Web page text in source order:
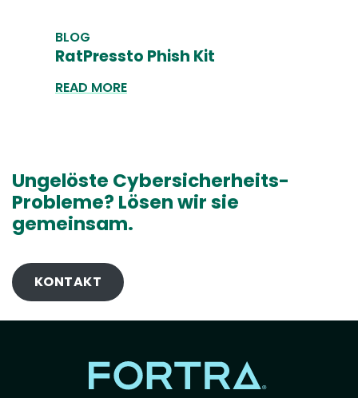
BLOG
RatPressto Phish Kit
READ MORE
Ungelöste Cybersicherheits-
Probleme? Lösen wir sie
gemeinsam.
KONTAKT